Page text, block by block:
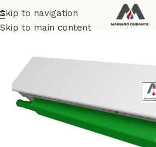
Skip to navigation
Skip to main content
Home/CLIMATIZZAZIONE/